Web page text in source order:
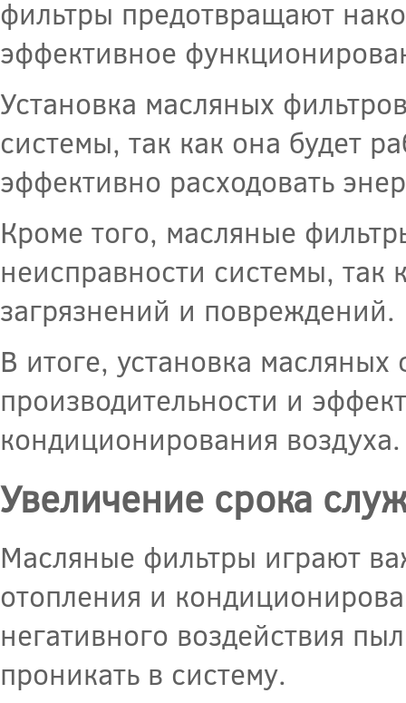
фильтры предотвращают
эффективное
Установка масляных
системы, так как она будет
эффективно расходовать
Кроме того, масляные
неисправности системы,
загрязнений и повреждений.
В итоге, установка
производительности и
кондиционирования воздуха.
Увеличение срока
Масляные фильтры играют
отопления и
негативного воздействия
проникать в систему.